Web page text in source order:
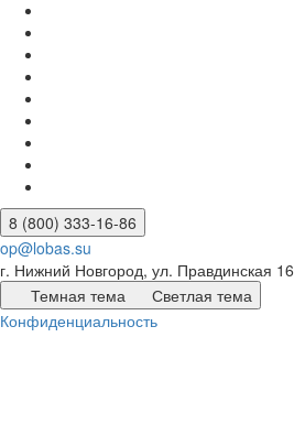
8 (800) 333-16-86
op@lobas.su
г. Нижний Новгород, ул. Правдинская 16
Темная тема
Светлая тема
Конфиденциальность